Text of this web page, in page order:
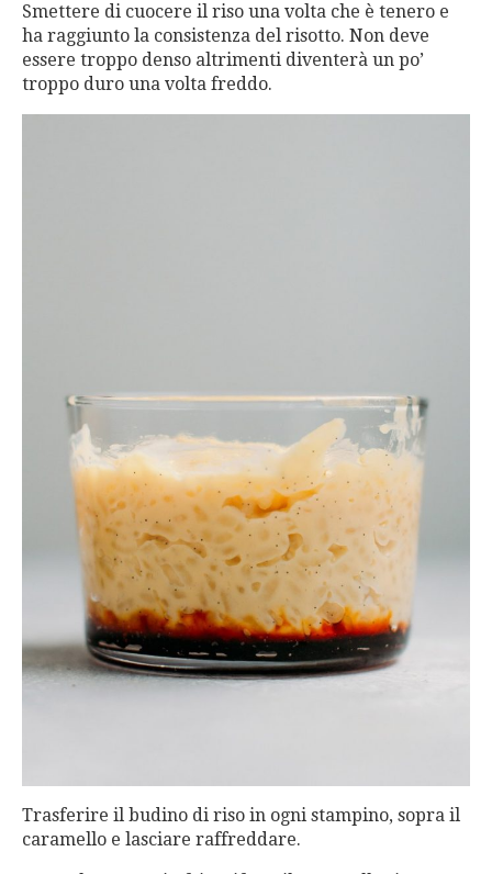
Smettere di cuocere il riso una volta che è tenero e
ha raggiunto la consistenza del risotto. Non deve
essere troppo denso altrimenti diventerà un po’
troppo duro una volta freddo.
Trasferire il budino di riso in ogni stampino, sopra il
caramello e lasciare raffreddare.